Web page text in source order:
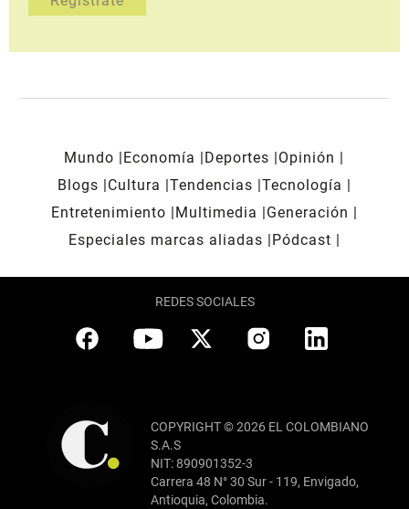
Mundo Economía Deportes
Opinión
Blogs
Cultura Tendencias Tecnología
Entretenimiento
Multimedia
Generación
Especiales marcas aliadas
Pódcast
REDES SOCIALES
COPYRIGHT © 2026 EL COLOMBIANO
S.A.S
NIT: 890901352-3
Carrera 48 N° 30 Sur - 119, Envigado,
Antioquia, Colombia.